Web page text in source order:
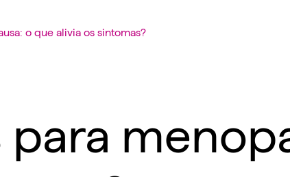
o que alivia os sintomas?